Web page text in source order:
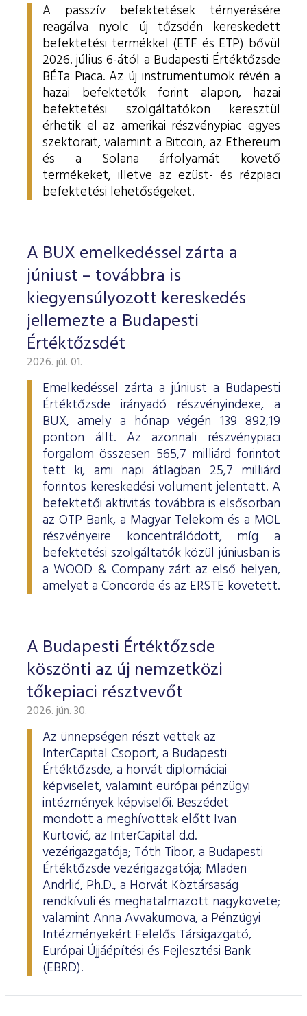
A passzív befektetések térnyerésére
reagálva nyolc új tőzsdén kereskedett
befektetési termékkel (ETF és ETP) bővül
2026. július 6-ától a Budapesti Értéktőzsde
BÉTa Piaca. Az új instrumentumok révén a
hazai befektetők forint alapon, hazai
befektetési szolgáltatókon keresztül
érhetik el az amerikai részvénypiac egyes
szektorait, valamint a Bitcoin, az Ethereum
és a Solana árfolyamát követő
termékeket, illetve az ezüst- és rézpiaci
befektetési lehetőségeket.
A BUX emelkedéssel zárta a
júniust – továbbra is
kiegyensúlyozott kereskedés
jellemezte a Budapesti
Értéktőzsdét
2026. júl. 01.
Emelkedéssel zárta a júniust a Budapesti
Értéktőzsde irányadó részvényindexe, a
BUX, amely a hónap végén 139 892,19
ponton állt. Az azonnali részvénypiaci
forgalom összesen 565,7 milliárd forintot
tett ki, ami napi átlagban 25,7 milliárd
forintos kereskedési volument jelentett. A
befektetői aktivitás továbbra is elsősorban
az OTP Bank, a Magyar Telekom és a MOL
részvényeire koncentrálódott, míg a
befektetési szolgáltatók közül júniusban is
a WOOD & Company zárt az első helyen,
amelyet a Concorde és az ERSTE követett.
A Budapesti Értéktőzsde
köszönti az új nemzetközi
tőkepiaci résztvevőt
2026. jún. 30.
Az ünnepségen részt vettek az
InterCapital Csoport, a Budapesti
Értéktőzsde, a horvát diplomáciai
képviselet, valamint európai pénzügyi
intézmények képviselői. Beszédet
mondott a meghívottak előtt Ivan
Kurtović, az InterCapital d.d.
vezérigazgatója; Tóth Tibor, a Budapesti
Értéktőzsde vezérigazgatója; Mladen
Andrlić, Ph.D., a Horvát Köztársaság
rendkívüli és meghatalmazott nagykövete;
valamint Anna Avvakumova, a Pénzügyi
Intézményekért Felelős Társigazgató,
Európai Újjáépítési és Fejlesztési Bank
(EBRD).